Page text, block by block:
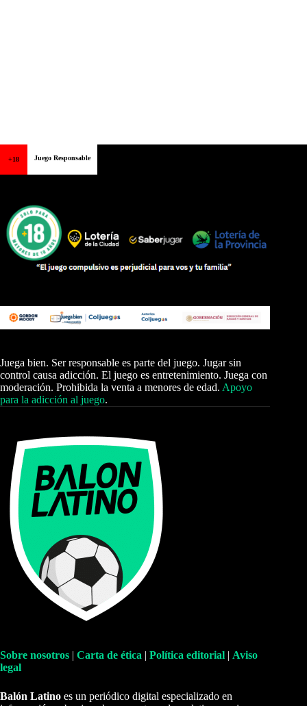
+18 Juego Responsable
Juega bien. Ser responsable es parte del juego. Jugar sin
control causa adicción. El juego es entretenimiento. Juega con
moderación. Prohibida la venta a menores de edad. Apoyo
para la adicción al juego.
Sobre nosotros | Carta de ética | Política editorial | Aviso
legal
Balón Latino es un periódico digital especializado en